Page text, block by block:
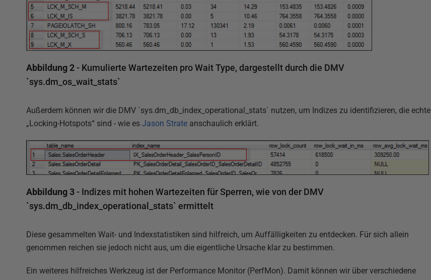
Abbildung 2- Kumulierte Wartezeiten pro Wait Type, dargestellt durch die DMV
`sys.dm_os_wait_stats`
Außerdem können wir die DMV `sys.dm_db_index_operational_stats` nutzen, um Indizes zu identifizieren, die echte
„Locking-Hotspots“ sind - wie es Jason Strate anschaulich erklärt.
Abbildung 3- Indizes mit hohen Wartezeiten für Sperren, wie von der DMV
`sys.dm_db_index_operational_stats` ermittelt
Diese gesammelten Wait- und Indexstatistiken sind hilfreich, um Auffälligkeiten zu entdecken. Für sich allein
genommen reichen sie jedoch nicht aus, um die eigentliche Ursache klar zu bestimmen.
Ein weiteres hilfreiches Werkzeug ist der Performance Monitor (PerfMon). Damit können wir über verschiedene